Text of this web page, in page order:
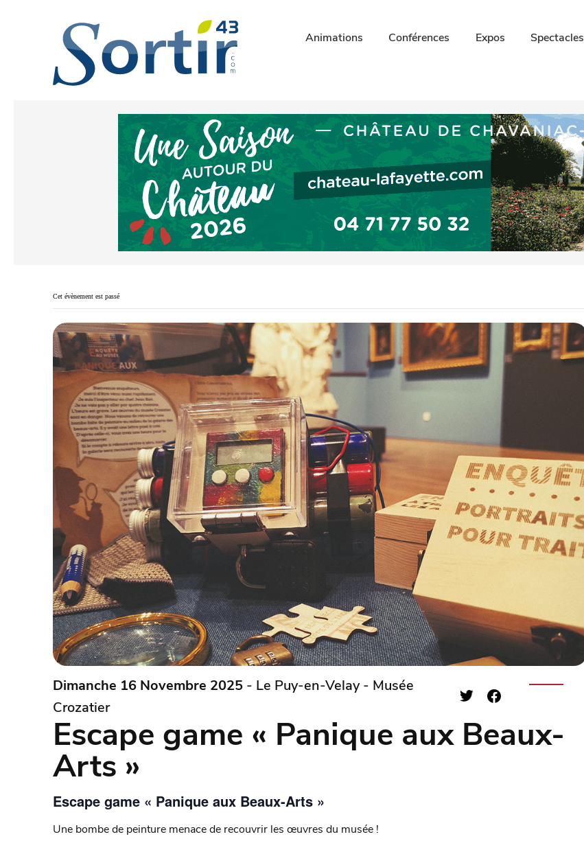
Animations Conférences Expos Spectacles
Cet évènement est passé
Dimanche 16 Novembre 2025 - Le Puy-en-Velay - Musée
Crozatier
Escape game « Panique aux Beaux-
Arts »
Escape game « Panique aux Beaux-Arts »
Une bombe de peinture menace de recouvrir les œuvres du musée !